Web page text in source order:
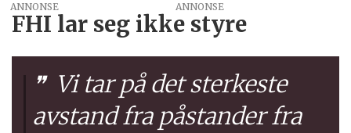
ANNONSE
FHI lar seg ikke styre
Vi tar på det sterkeste
avstand fra påstander fra